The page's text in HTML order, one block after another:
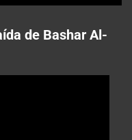
de Bashar Al-